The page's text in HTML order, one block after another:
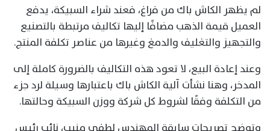
لم يظهر الكاش باك من فراغ، فعند شراء السبيكة، يدفع
العميل قيمة الذهب مضافًا إليها تكاليف مرتبطة بالتصنيع
والتجهيز والتغليف والدمغ وغيرها من عناصر تكلفة المنتج.
وعند إعادة البيع، لا تعود هذه التكاليف بالضرورة كاملة إلى
المدخر، وهنا نشأت آلية الكاش باك باعتبارها وسيلة لرد جزء
من التكلفة وفقًا لشروط كل شركة ووزن السبيكة وحالتها.